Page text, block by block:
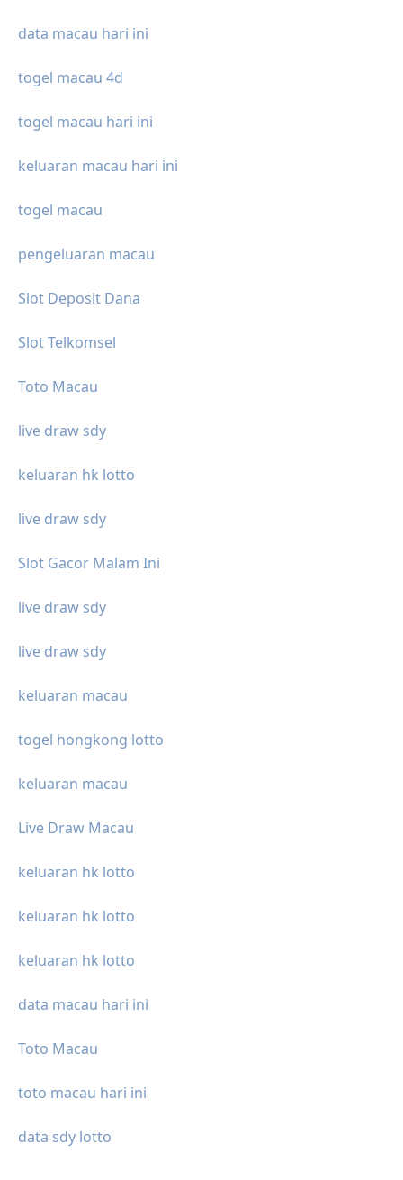
data macau hari ini
togel macau 4d
togel macau hari ini
keluaran macau hari ini
togel macau
pengeluaran macau
Slot Deposit Dana
Slot Telkomsel
Toto Macau
live draw sdy
keluaran hk lotto
live draw sdy
Slot Gacor Malam Ini
live draw sdy
live draw sdy
keluaran macau
togel hongkong lotto
keluaran macau
Live Draw Macau
keluaran hk lotto
keluaran hk lotto
keluaran hk lotto
data macau hari ini
Toto Macau
toto macau hari ini
data sdy lotto